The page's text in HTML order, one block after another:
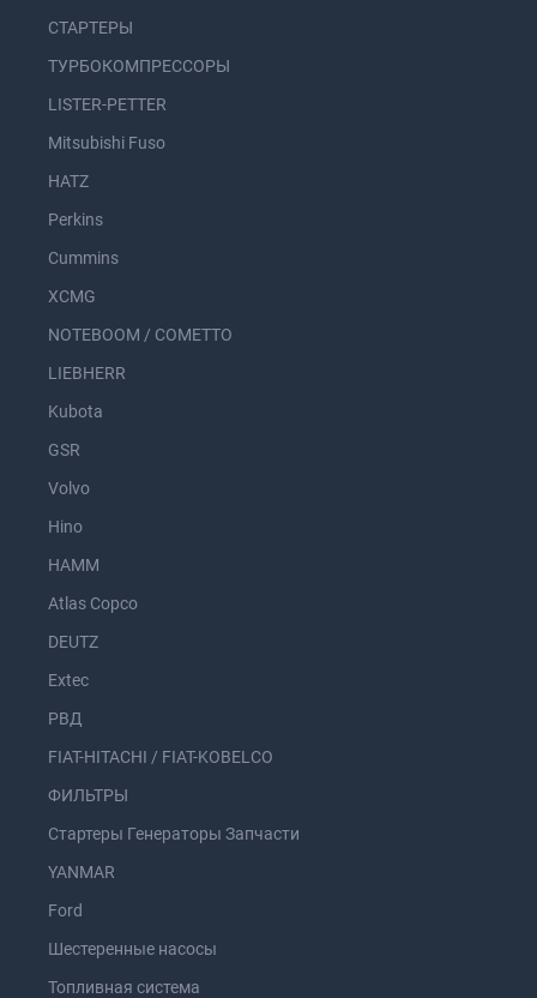
СТАРТЕРЫ
ТУРБОКОМПРЕССОРЫ
LISTER-PETTER
Mitsubishi Fuso
HATZ
Perkins
Cummins
XCMG
NOTEBOOM / COMETTO
LIEBHERR
Kubota
GSR
Volvo
Hino
HAMM
Atlas Copco
DEUTZ
Extec
РВД
FIAT-HITACHI / FIAT-KOBELCO
ФИЛЬТРЫ
Стартеры Генераторы Запчасти
YANMAR
Ford
Шестеренные насосы
Топливная система